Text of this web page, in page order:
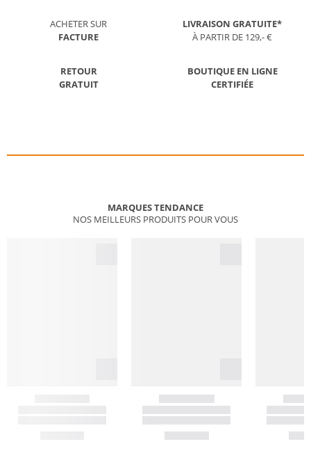
ACHETER SUR
FACTURE
LIVRAISON GRATUITE*
À PARTIR DE 129,- €
RETOUR
GRATUIT
BOUTIQUE EN LIGNE
CERTIFIÉE
MARQUES TENDANCE
NOS MEILLEURS PRODUITS POUR VOUS